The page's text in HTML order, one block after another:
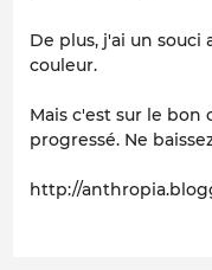
De plus, j'ai un souci
couleur.
Mais c'est sur le
progressé. Ne
http://